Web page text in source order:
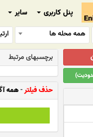
پنل کاربری سایر
همه محله ها
برچسبهای مرتبط
حذف فیلتر-همه